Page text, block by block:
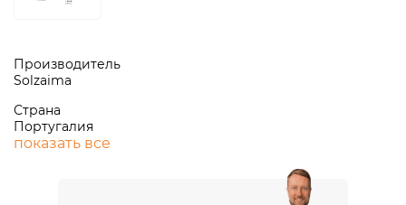
Производитель
Solzaima
Страна
Португалия
показать все